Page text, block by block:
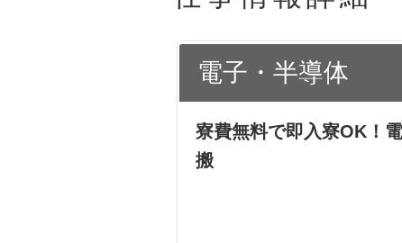
電子・半導体
寮費無料で即入寮OK！
搬